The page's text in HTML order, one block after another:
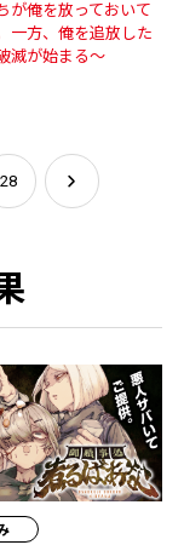
が俺を放っておいて
一方、俺を追放した
滅が始まる～
28